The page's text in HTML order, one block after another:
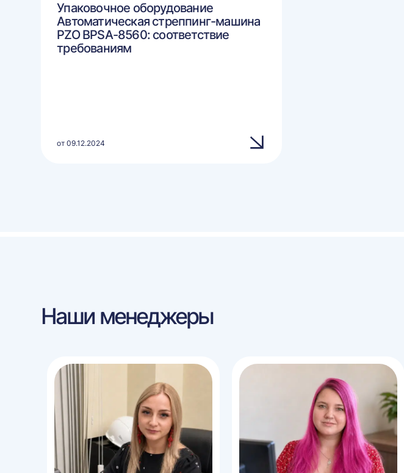
Упаковочное оборудование
Автоматическая стреппинг-машина
PZO BPSA-8560: соответствие
требованиям
от 09.12.2024
Наши менеджеры